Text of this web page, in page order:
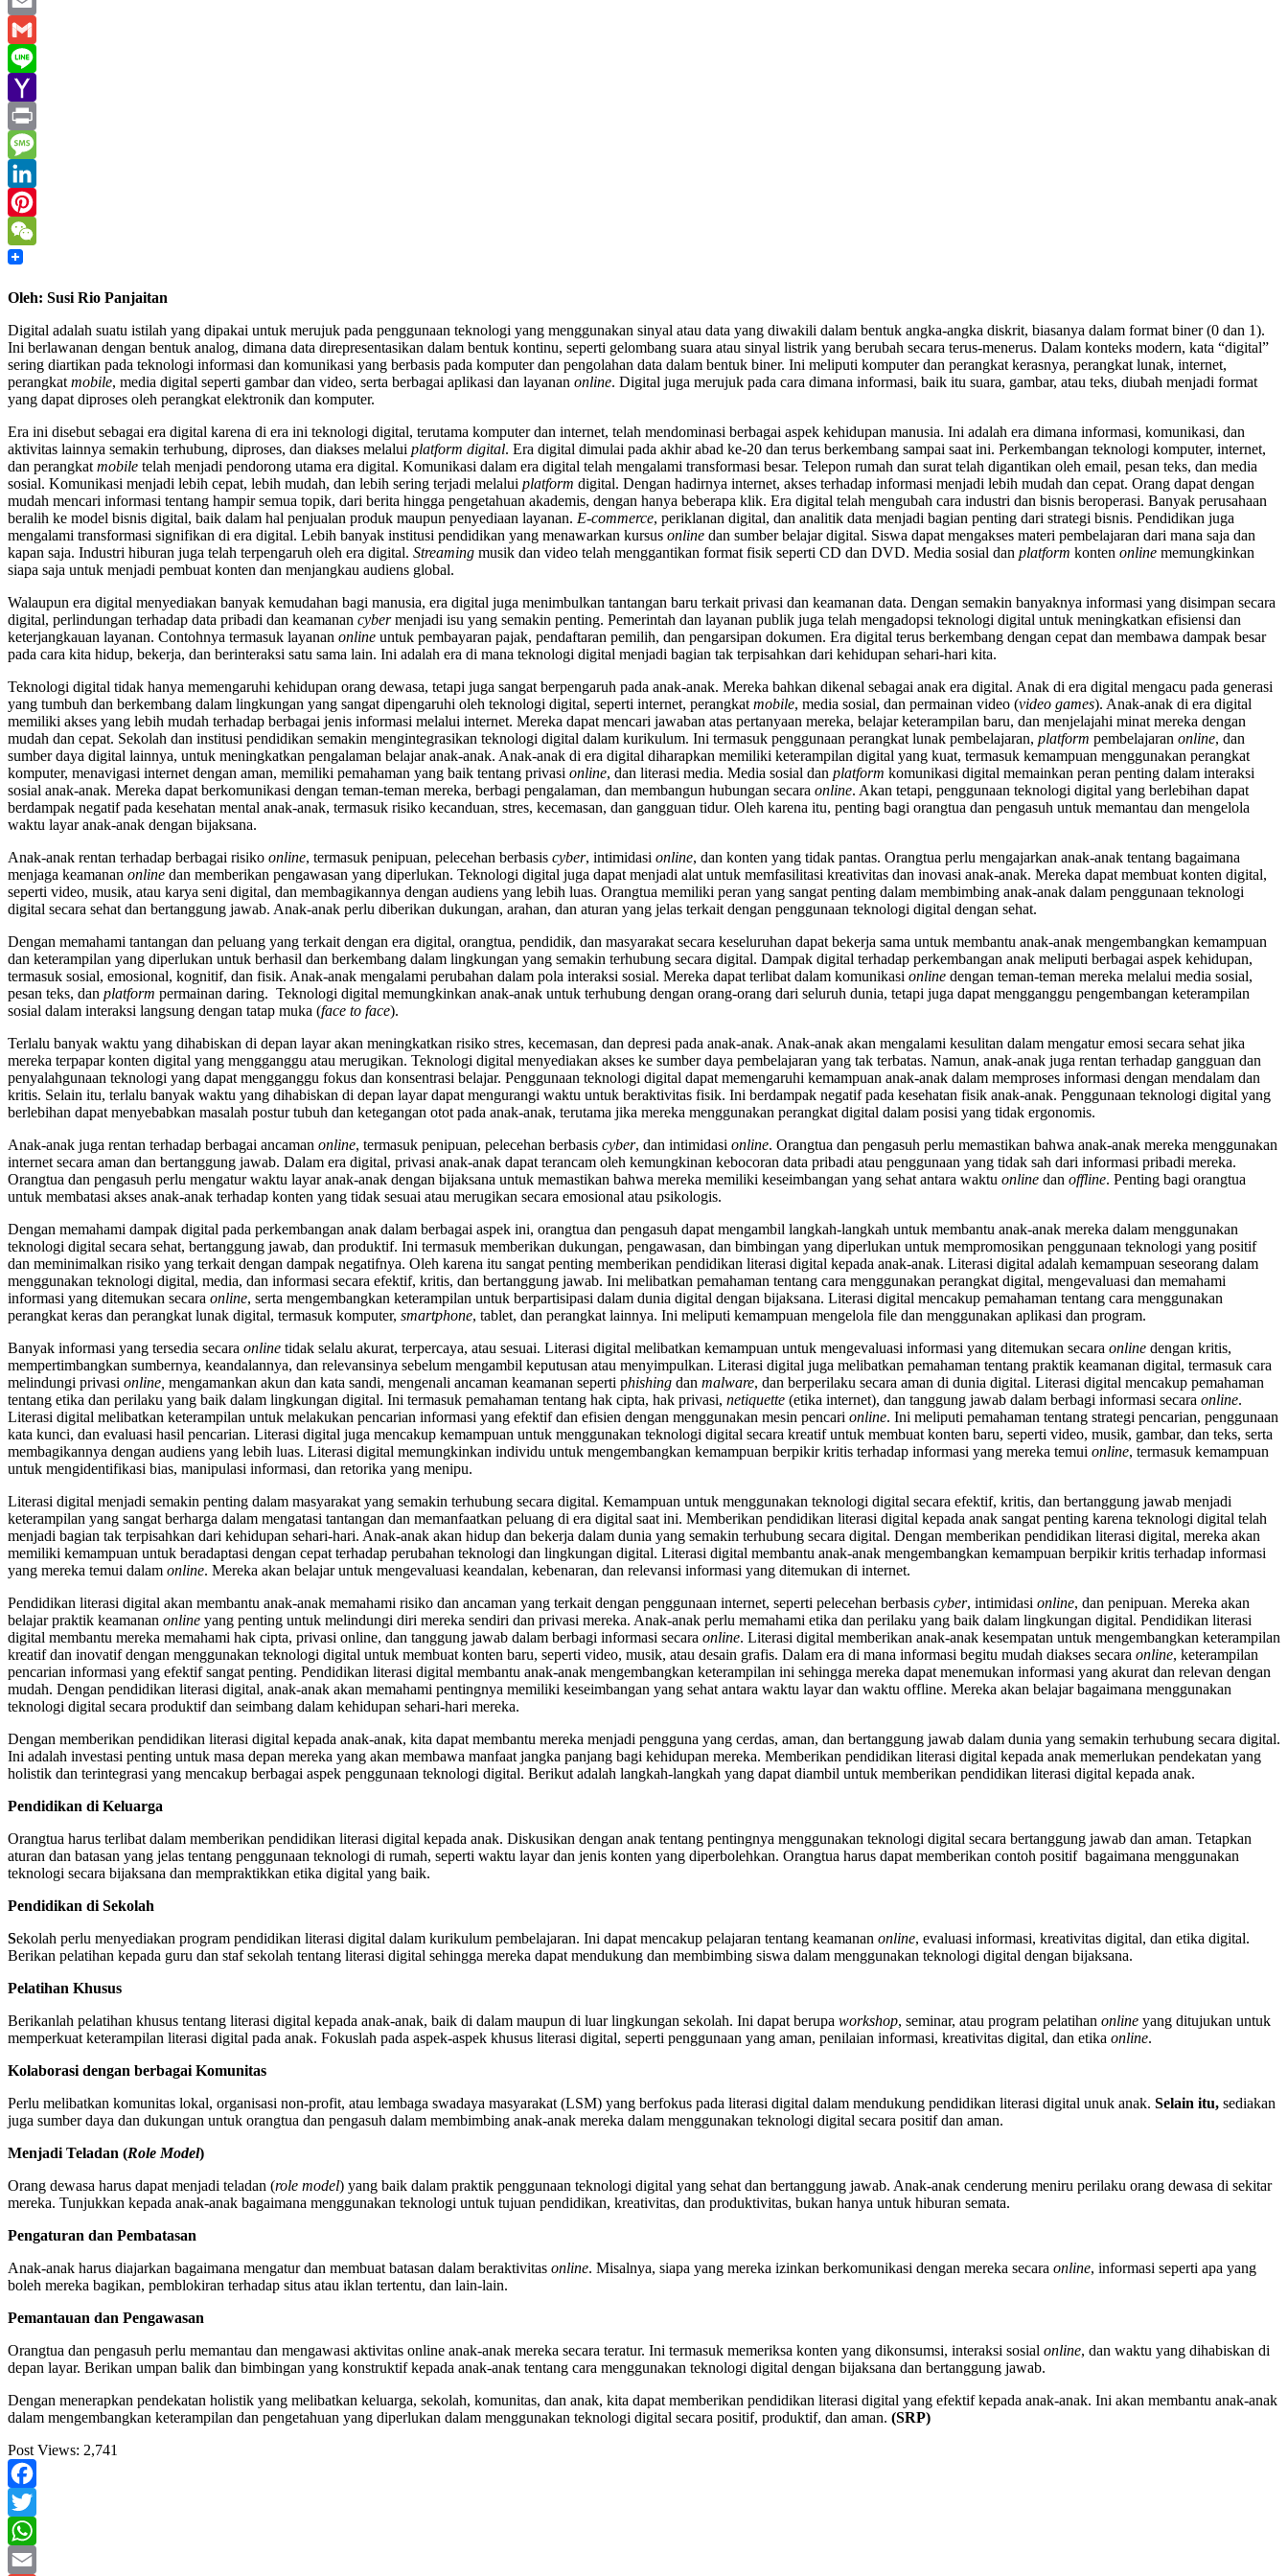
Email
Gmail
Line
Yahoo
Mail
Print
Message
LinkedIn
Pinterest
WeChat
Oleh: Susi Rio Panjaitan
Digital adalah suatu istilah yang dipakai untuk merujuk pada penggunaan teknologi yang menggunakan sinyal atau data yang diwakili dalam bentuk angka-angka diskrit, biasanya dalam format biner (0 dan 1).
Ini berlawanan dengan bentuk analog, dimana data direpresentasikan dalam bentuk kontinu, seperti gelombang suara atau sinyal listrik yang berubah secara terus-menerus. Dalam konteks modern, kata “digital”
sering diartikan pada teknologi informasi dan komunikasi yang berbasis pada komputer dan pengolahan data dalam bentuk biner. Ini meliputi komputer dan perangkat kerasnya, perangkat lunak, internet,
perangkat mobile, media digital seperti gambar dan video, serta berbagai aplikasi dan layanan online. Digital juga merujuk pada cara dimana informasi, baik itu suara, gambar, atau teks, diubah menjadi format
yang dapat diproses oleh perangkat elektronik dan komputer.
Era ini disebut sebagai era digital karena di era ini teknologi digital, terutama komputer dan internet, telah mendominasi berbagai aspek kehidupan manusia. Ini adalah era dimana informasi, komunikasi, dan
aktivitas lainnya semakin terhubung, diproses, dan diakses melalui platform digital. Era digital dimulai pada akhir abad ke-20 dan terus berkembang sampai saat ini. Perkembangan teknologi komputer, internet,
dan perangkat mobile telah menjadi pendorong utama era digital. Komunikasi dalam era digital telah mengalami transformasi besar. Telepon rumah dan surat telah digantikan oleh email, pesan teks, dan media
sosial. Komunikasi menjadi lebih cepat, lebih mudah, dan lebih sering terjadi melalui platform digital. Dengan hadirnya internet, akses terhadap informasi menjadi lebih mudah dan cepat. Orang dapat dengan
mudah mencari informasi tentang hampir semua topik, dari berita hingga pengetahuan akademis, dengan hanya beberapa klik. Era digital telah mengubah cara industri dan bisnis beroperasi. Banyak perusahaan
beralih ke model bisnis digital, baik dalam hal penjualan produk maupun penyediaan layanan. E-commerce, periklanan digital, dan analitik data menjadi bagian penting dari strategi bisnis. Pendidikan juga
mengalami transformasi signifikan di era digital. Lebih banyak institusi pendidikan yang menawarkan kursus online dan sumber belajar digital. Siswa dapat mengakses materi pembelajaran dari mana saja dan
kapan saja. Industri hiburan juga telah terpengaruh oleh era digital. Streaming musik dan video telah menggantikan format fisik seperti CD dan DVD. Media sosial dan platform konten online memungkinkan
siapa saja untuk menjadi pembuat konten dan menjangkau audiens global.
Walaupun era digital menyediakan banyak kemudahan bagi manusia, era digital juga menimbulkan tantangan baru terkait privasi dan keamanan data. Dengan semakin banyaknya informasi yang disimpan secara
digital, perlindungan terhadap data pribadi dan keamanan cybermenjadi isu yang semakin penting. Pemerintah dan layanan publik juga telah mengadopsi teknologi digital untuk meningkatkan efisiensi dan
keterjangkauan layanan. Contohnya termasuk layanan online untuk pembayaran pajak, pendaftaran pemilih, dan pengarsipan dokumen. Era digital terus berkembang dengan cepat dan membawa dampak besar
pada cara kita hidup, bekerja, dan berinteraksi satu sama lain. Ini adalah era di mana teknologi digital menjadi bagian tak terpisahkan dari kehidupan sehari-hari kita.
Teknologi digital tidak hanya memengaruhi kehidupan orang dewasa, tetapi juga sangat berpengaruh pada anak-anak. Mereka bahkan dikenal sebagai anak era digital. Anak di era digital mengacu pada generasi
yang tumbuh dan berkembang dalam lingkungan yang sangat dipengaruhi oleh teknologi digital, seperti internet, perangkat mobile, media sosial, dan permainan video (video games). Anak-anak di era digital
memiliki akses yang lebih mudah terhadap berbagai jenis informasi melalui internet. Mereka dapat mencari jawaban atas pertanyaan mereka, belajar keterampilan baru, dan menjelajahi minat mereka dengan
mudah dan cepat. Sekolah dan institusi pendidikan semakin mengintegrasikan teknologi digital dalam kurikulum. Ini termasuk penggunaan perangkat lunak pembelajaran, platform pembelajaran online, dan
sumber daya digital lainnya, untuk meningkatkan pengalaman belajar anak-anak. Anak-anak di era digital diharapkan memiliki keterampilan digital yang kuat, termasuk kemampuan menggunakan perangkat
komputer, menavigasi internet dengan aman, memiliki pemahaman yang baik tentang privasi online, dan literasi media. Media sosial dan platform komunikasi digital memainkan peran penting dalam interaksi
sosial anak-anak. Mereka dapat berkomunikasi dengan teman-teman mereka, berbagi pengalaman, dan membangun hubungan secara online. Akan tetapi, penggunaan teknologi digital yang berlebihan dapat
berdampak negatif pada kesehatan mental anak-anak, termasuk risiko kecanduan, stres, kecemasan, dan gangguan tidur. Oleh karena itu, penting bagi orangtua dan pengasuh untuk memantau dan mengelola
waktu layar anak-anak dengan bijaksana.
Anak-anak rentan terhadap berbagai risiko online, termasuk penipuan, pelecehan berbasis cyber, intimidasi online, dan konten yang tidak pantas. Orangtua perlu mengajarkan anak-anak tentang bagaimana
menjaga keamanan online dan memberikan pengawasan yang diperlukan. Teknologi digital juga dapat menjadi alat untuk memfasilitasi kreativitas dan inovasi anak-anak. Mereka dapat membuat konten digital,
seperti video, musik, atau karya seni digital, dan membagikannya dengan audiens yang lebih luas. Orangtua memiliki peran yang sangat penting dalam membimbing anak-anak dalam penggunaan teknologi
digital secara sehat dan bertanggung jawab. Anak-anak perlu diberikan dukungan, arahan, dan aturan yang jelas terkait dengan penggunaan teknologi digital dengan sehat.
Dengan memahami tantangan dan peluang yang terkait dengan era digital, orangtua, pendidik, dan masyarakat secara keseluruhan dapat bekerja sama untuk membantu anak-anak mengembangkan kemampuan
dan keterampilan yang diperlukan untuk berhasil dan berkembang dalam lingkungan yang semakin terhubung secara digital. Dampak digital terhadap perkembangan anak meliputi berbagai aspek kehidupan,
termasuk sosial, emosional, kognitif, dan fisik. Anak-anak mengalami perubahan dalam pola interaksi sosial. Mereka dapat terlibat dalam komunikasi online dengan teman-teman mereka melalui media sosial,
pesan teks, dan platform permainan daring. Teknologi digital memungkinkan anak-anak untuk terhubung dengan orang-orang dari seluruh dunia, tetapi juga dapat mengganggu pengembangan keterampilan
sosial dalam interaksi langsung dengan tatap muka (face to face).
Terlalu banyak waktu yang dihabiskan di depan layar akan meningkatkan risiko stres, kecemasan, dan depresi pada anak-anak. Anak-anak akan mengalami kesulitan dalam mengatur emosi secara sehat jika
mereka terpapar konten digital yang mengganggu atau merugikan. Teknologi digital menyediakan akses ke sumber daya pembelajaran yang tak terbatas. Namun, anak-anak juga rentan terhadap gangguan dan
penyalahgunaan teknologi yang dapat mengganggu fokus dan konsentrasi belajar. Penggunaan teknologi digital dapat memengaruhi kemampuan anak-anak dalam memproses informasi dengan mendalam dan
kritis. Selain itu, terlalu banyak waktu yang dihabiskan di depan layar dapat mengurangi waktu untuk beraktivitas fisik. Ini berdampak negatif pada kesehatan fisik anak-anak. Penggunaan teknologi digital yang
berlebihan dapat menyebabkan masalah postur tubuh dan ketegangan otot pada anak-anak, terutama jika mereka menggunakan perangkat digital dalam posisi yang tidak ergonomis.
Anak-anak juga rentan terhadap berbagai ancaman online, termasuk penipuan, pelecehan berbasis cyber, dan intimidasi online. Orangtua dan pengasuh perlu memastikan bahwa anak-anak mereka menggunakan
internet secara aman dan bertanggung jawab. Dalam era digital, privasi anak-anak dapat terancam oleh kemungkinan kebocoran data pribadi atau penggunaan yang tidak sah dari informasi pribadi mereka.
Orangtua dan pengasuh perlu mengatur waktu layar anak-anak dengan bijaksana untuk memastikan bahwa mereka memiliki keseimbangan yang sehat antara waktu online dan offline. Penting bagi orangtua
untuk membatasi akses anak-anak terhadap konten yang tidak sesuai atau merugikan secara emosional atau psikologis.
Dengan memahami dampak digital pada perkembangan anak dalam berbagai aspek ini, orangtua dan pengasuh dapat mengambil langkah-langkah untuk membantu anak-anak mereka dalam menggunakan
teknologi digital secara sehat, bertanggung jawab, dan produktif. Ini termasuk memberikan dukungan, pengawasan, dan bimbingan yang diperlukan untuk mempromosikan penggunaan teknologi yang positif
dan meminimalkan risiko yang terkait dengan dampak negatifnya. Oleh karena itu sangat penting memberikan pendidikan literasi digital kepada anak-anak. Literasi digital adalah kemampuan seseorang dalam
menggunakan teknologi digital, media, dan informasi secara efektif, kritis, dan bertanggung jawab. Ini melibatkan pemahaman tentang cara menggunakan perangkat digital, mengevaluasi dan memahami
informasi yang ditemukan secara online, serta mengembangkan keterampilan untuk berpartisipasi dalam dunia digital dengan bijaksana. Literasi digital mencakup pemahaman tentang cara menggunakan
perangkat keras dan perangkat lunak digital, termasuk komputer, smartphone, tablet, dan perangkat lainnya. Ini meliputi kemampuan mengelola file dan menggunakan aplikasi dan program.
Banyak informasi yang tersedia secara online tidak selalu akurat, terpercaya, atau sesuai. Literasi digital melibatkan kemampuan untuk mengevaluasi informasi yang ditemukan secara online dengan kritis,
mempertimbangkan sumbernya, keandalannya, dan relevansinya sebelum mengambil keputusan atau menyimpulkan. Literasi digital juga melibatkan pemahaman tentang praktik keamanan digital, termasuk cara
melindungi privasi online, mengamankan akun dan kata sandi, mengenali ancaman keamanan seperti phishing dan malware, dan berperilaku secara aman di dunia digital. Literasi digital mencakup pemahaman
tentang etika dan perilaku yang baik dalam lingkungan digital. Ini termasuk pemahaman tentang hak cipta, hak privasi, netiquette (etika internet), dan tanggung jawab dalam berbagi informasi secara online.
Literasi digital melibatkan keterampilan untuk melakukan pencarian informasi yang efektif dan efisien dengan menggunakan mesin pencari online. Ini meliputi pemahaman tentang strategi pencarian, penggunaan
kata kunci, dan evaluasi hasil pencarian. Literasi digital juga mencakup kemampuan untuk menggunakan teknologi digital secara kreatif untuk membuat konten baru, seperti video, musik, gambar, dan teks, serta
membagikannya dengan audiens yang lebih luas. Literasi digital memungkinkan individu untuk mengembangkan kemampuan berpikir kritis terhadap informasi yang mereka temui online, termasuk kemampuan
untuk mengidentifikasi bias, manipulasi informasi, dan retorika yang menipu.
Literasi digital menjadi semakin penting dalam masyarakat yang semakin terhubung secara digital. Kemampuan untuk menggunakan teknologi digital secara efektif, kritis, dan bertanggung jawab menjadi
keterampilan yang sangat berharga dalam mengatasi tantangan dan memanfaatkan peluang di era digital saat ini. Memberikan pendidikan literasi digital kepada anak sangat penting karena teknologi digital telah
menjadi bagian tak terpisahkan dari kehidupan sehari-hari. Anak-anak akan hidup dan bekerja dalam dunia yang semakin terhubung secara digital. Dengan memberikan pendidikan literasi digital, mereka akan
memiliki kemampuan untuk beradaptasi dengan cepat terhadap perubahan teknologi dan lingkungan digital. Literasi digital membantu anak-anak mengembangkan kemampuan berpikir kritis terhadap informasi
yang mereka temui dalam online. Mereka akan belajar untuk mengevaluasi keandalan, kebenaran, dan relevansi informasi yang ditemukan di internet.
Pendidikan literasi digital akan membantu anak-anak memahami risiko dan ancaman yang terkait dengan penggunaan internet, seperti pelecehan berbasis cyber, intimidasi online, dan penipuan. Mereka akan
belajar praktik keamanan online yang penting untuk melindungi diri mereka sendiri dan privasi mereka. Anak-anak perlu memahami etika dan perilaku yang baik dalam lingkungan digital. Pendidikan literasi
digital membantu mereka memahami hak cipta, privasi online, dan tanggung jawab dalam berbagi informasi secara online. Literasi digital memberikan anak-anak kesempatan untuk mengembangkan keterampilan
kreatif dan inovatif dengan menggunakan teknologi digital untuk membuat konten baru, seperti video, musik, atau desain grafis. Dalam era di mana informasi begitu mudah diakses secara online, keterampilan
pencarian informasi yang efektif sangat penting. Pendidikan literasi digital membantu anak-anak mengembangkan keterampilan ini sehingga mereka dapat menemukan informasi yang akurat dan relevan dengan
mudah. Dengan pendidikan literasi digital, anak-anak akan memahami pentingnya memiliki keseimbangan yang sehat antara waktu layar dan waktu offline. Mereka akan belajar bagaimana menggunakan
teknologi digital secara produktif dan seimbang dalam kehidupan sehari-hari mereka.
Dengan memberikan pendidikan literasi digital kepada anak-anak, kita dapat membantu mereka menjadi pengguna yang cerdas, aman, dan bertanggung jawab dalam dunia yang semakin terhubung secara digital.
Ini adalah investasi penting untuk masa depan mereka yang akan membawa manfaat jangka panjang bagi kehidupan mereka. Memberikan pendidikan literasi digital kepada anak memerlukan pendekatan yang
holistik dan terintegrasi yang mencakup berbagai aspek penggunaan teknologi digital. Berikut adalah langkah-langkah yang dapat diambil untuk memberikan pendidikan literasi digital kepada anak.
Pendidikan di Keluarga
Orangtua harus terlibat dalam memberikan pendidikan literasi digital kepada anak. Diskusikan dengan anak tentang pentingnya menggunakan teknologi digital secara bertanggung jawab dan aman. Tetapkan
aturan dan batasan yang jelas tentang penggunaan teknologi di rumah, seperti waktu layar dan jenis konten yang diperbolehkan. Orangtua harus dapat memberikan contoh positif bagaimana menggunakan
teknologi secara bijaksana dan mempraktikkan etika digital yang baik.
Pendidikan di Sekolah
Sekolah perlu menyediakan program pendidikan literasi digital dalam kurikulum pembelajaran. Ini dapat mencakup pelajaran tentang keamanan online, evaluasi informasi, kreativitas digital, dan etika digital.
Berikan pelatihan kepada guru dan staf sekolah tentang literasi digital sehingga mereka dapat mendukung dan membimbing siswa dalam menggunakan teknologi digital dengan bijaksana.
Pelatihan Khusus
Berikanlah pelatihan khusus tentang literasi digital kepada anak-anak, baik di dalam maupun di luar lingkungan sekolah. Ini dapat berupa workshop, seminar, atau program pelatihan online yang ditujukan untuk
memperkuat keterampilan literasi digital pada anak. Fokuslah pada aspek-aspek khusus literasi digital, seperti penggunaan yang aman, penilaian informasi, kreativitas digital, dan etika online.
Kolaborasi dengan berbagai Komunitas
Perlu melibatkan komunitas lokal, organisasi non-profit, atau lembaga swadaya masyarakat (LSM) yang berfokus pada literasi digital dalam mendukung pendidikan literasi digital unuk anak. Selain itu, sediakan
juga sumber daya dan dukungan untuk orangtua dan pengasuh dalam membimbing anak-anak mereka dalam menggunakan teknologi digital secara positif dan aman.
Menjadi Teladan (Role Model)
Orang dewasa harus dapat menjadi teladan (role model) yang baik dalam praktik penggunaan teknologi digital yang sehat dan bertanggung jawab. Anak-anak cenderung meniru perilaku orang dewasa di sekitar
mereka. Tunjukkan kepada anak-anak bagaimana menggunakan teknologi untuk tujuan pendidikan, kreativitas, dan produktivitas, bukan hanya untuk hiburan semata.
Pengaturan dan Pembatasan
Anak-anak harus diajarkan bagaimana mengatur dan membuat batasan dalam beraktivitas online. Misalnya, siapa yang mereka izinkan berkomunikasi dengan mereka secara online, informasi seperti apa yang
boleh mereka bagikan, pemblokiran terhadap situs atau iklan tertentu, dan lain-lain.
Pemantauan dan Pengawasan
Orangtua dan pengasuh perlu memantau dan mengawasi aktivitas online anak-anak mereka secara teratur. Ini termasuk memeriksa konten yang dikonsumsi, interaksi sosial online, dan waktu yang dihabiskan di
depan layar. Berikan umpan balik dan bimbingan yang konstruktif kepada anak-anak tentang cara menggunakan teknologi digital dengan bijaksana dan bertanggung jawab.
Dengan menerapkan pendekatan holistik yang melibatkan keluarga, sekolah, komunitas, dan anak, kita dapat memberikan pendidikan literasi digital yang efektif kepada anak-anak. Ini akan membantu anak-anak
dalam mengembangkan keterampilan dan pengetahuan yang diperlukan dalam menggunakan teknologi digital secara positif, produktif, dan aman. (SRP)
Post Views: 2,741
Facebook
Twitter
WhatsApp